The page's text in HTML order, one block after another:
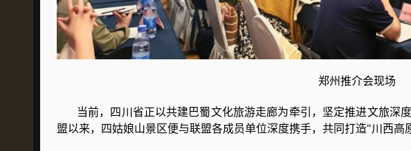
郑州推介会现场
当前，四川省正以共建巴蜀文化旅游走廊为牵引，坚定推进文旅深
盟以来，四姑娘山景区便与联盟各成员单位深度携手，共同打造“川西高